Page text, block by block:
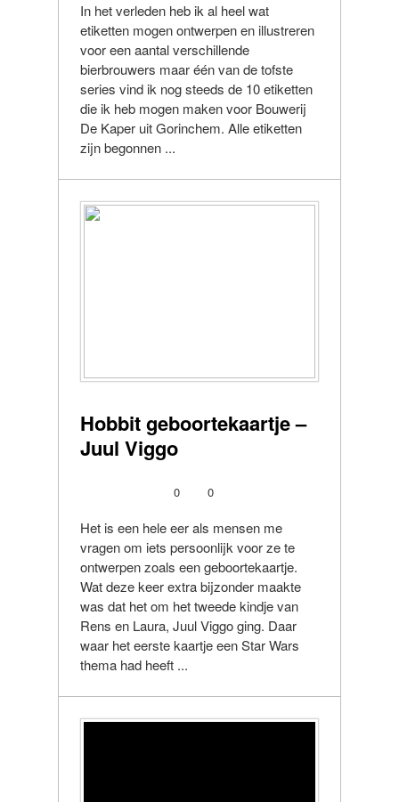
In het verleden heb ik al heel wat
etiketten mogen ontwerpen en illustreren
voor een aantal verschillende
bierbrouwers maar één van de tofste
series vind ik nog steeds de 10 etiketten
die ik heb mogen maken voor Bouwerij
De Kaper uit Gorinchem. Alle etiketten
zijn begonnen ...
Hobbit geboortekaartje –
Juul Viggo
0 0
Het is een hele eer als mensen me
vragen om iets persoonlijk voor ze te
ontwerpen zoals een geboortekaartje.
Wat deze keer extra bijzonder maakte
was dat het om het tweede kindje van
Rens en Laura, Juul Viggo ging. Daar
waar het eerste kaartje een Star Wars
thema had heeft ...